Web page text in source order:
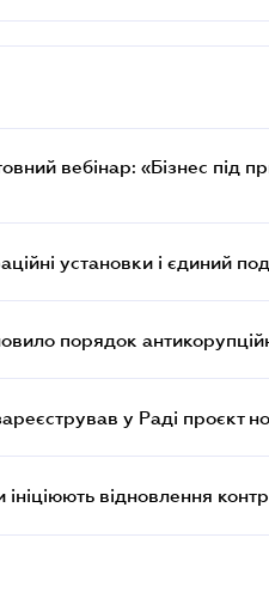
вебінар: «Бізнес під
установки і єдиний
порядок
у Раді проєкт
ініціюють відновлення